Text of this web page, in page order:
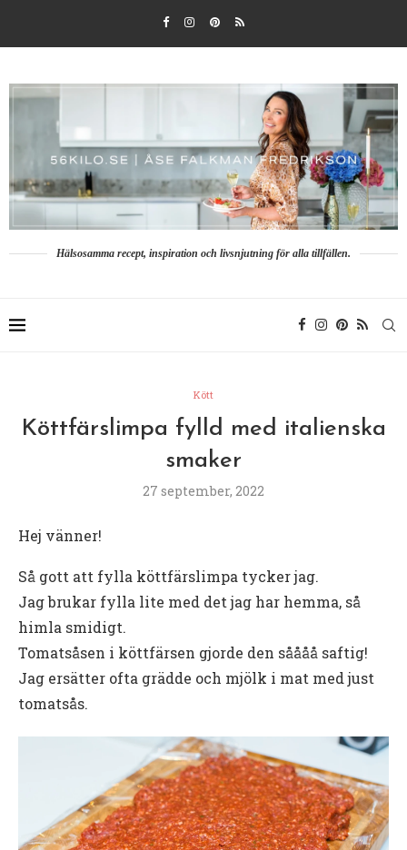
Hälsosamma recept, inspiration och livsnjutning för alla tillfällen.
Kött
Köttfärslimpa fylld med italienska
smaker
27 september, 2022
Hej vänner!
Så gott att fylla köttfärslimpa tycker jag.
Jag brukar fylla lite med det jag har hemma, så
himla smidigt.
Tomatsåsen i köttfärsen gjorde den såååå saftig!
Jag ersätter ofta grädde och mjölk i mat med just
tomatsås.